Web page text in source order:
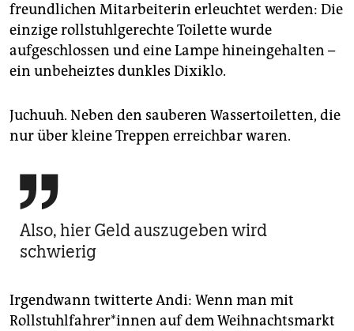
freundlichen Mitarbeiterin erleuchtet werden: Die
einzige rollstuhlgerechte Toilette wurde
aufgeschlossen und eine Lampe hineingehalten –
ein unbeheiztes dunkles Dixiklo.
Juchuuh. Neben den sauberen Wassertoiletten, die
nur über kleine Treppen erreichbar waren.

Also, hier Geld auszugeben wird
schwierig
Irgendwann twitterte Andi: Wenn man mit
Rollstuhlfahrer*innen auf dem Weihnachtsmarkt